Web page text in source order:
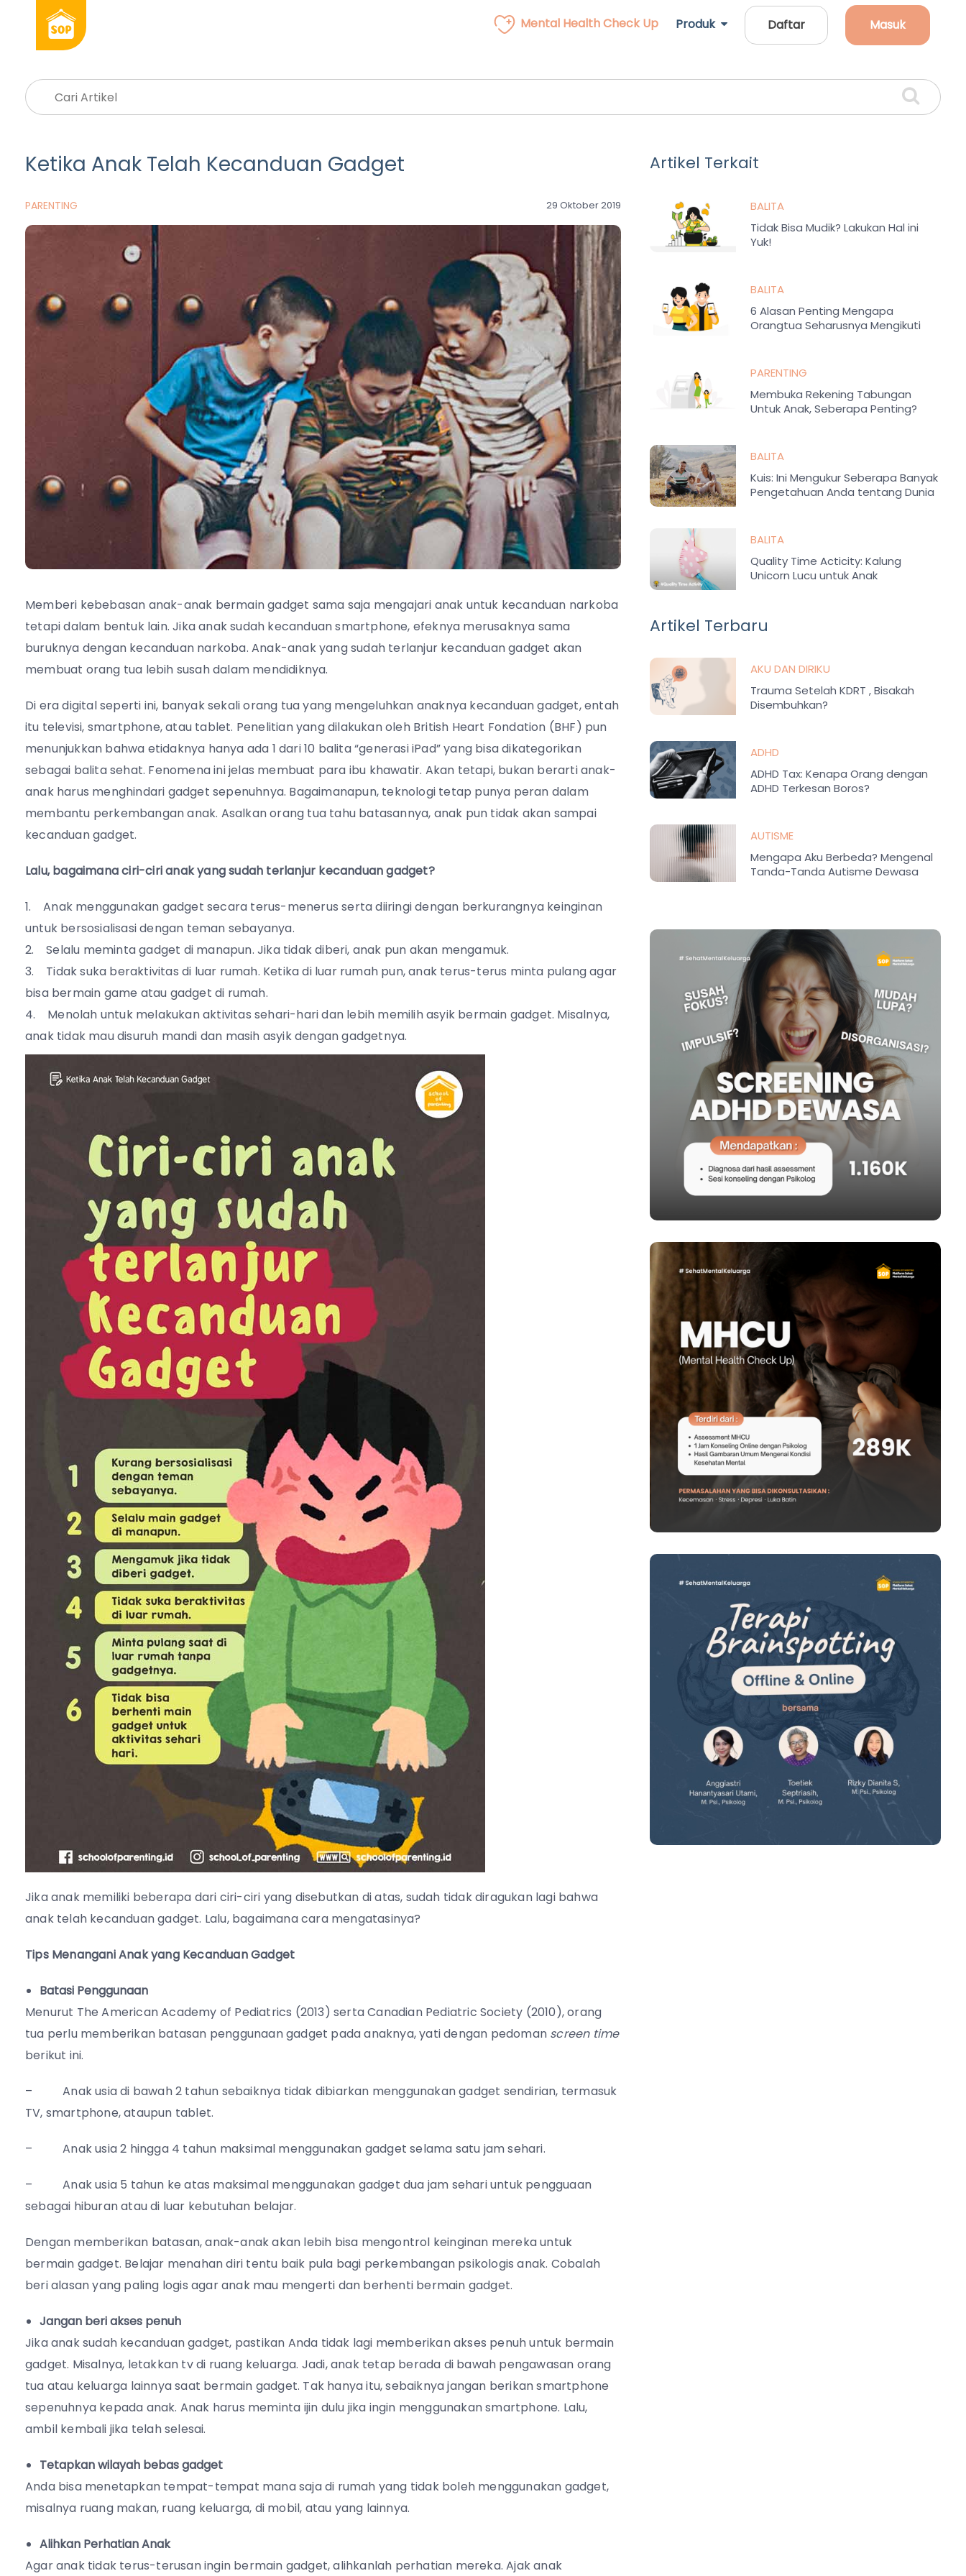
Mental Health Check Up Produk Daftar Masuk
Ketika Anak Telah Kecanduan Gadget
PARENTING 29 Oktober 2019
Memberi kebebasan anak-anak bermain gadget sama saja mengajari anak untuk kecanduan narkoba
tetapi dalam bentuk lain. Jika anak sudah kecanduan smartphone, efeknya merusaknya sama
buruknya dengan kecanduan narkoba. Anak-anak yang sudah terlanjur kecanduan gadget akan
membuat orang tua lebih susah dalam mendidiknya.
Di era digital seperti ini, banyak sekali orang tua yang mengeluhkan anaknya kecanduan gadget, entah
itu televisi, smartphone, atau tablet. Penelitian yang dilakukan oleh British Heart Fondation (BHF) pun
menunjukkan bahwa etidaknya hanya ada 1 dari 10 balita “generasi iPad” yang bisa dikategorikan
sebagai balita sehat. Fenomena ini jelas membuat para ibu khawatir. Akan tetapi, bukan berarti anak-
anak harus menghindari gadget sepenuhnya. Bagaimanapun, teknologi tetap punya peran dalam
membantu perkembangan anak. Asalkan orang tua tahu batasannya, anak pun tidak akan sampai
kecanduan gadget.
Lalu, bagaimana ciri-ciri anak yang sudah terlanjur kecanduan gadget?
Anak menggunakan gadget secara terus-menerus serta diiringi dengan berkurangnya keinginan
untuk bersosialisasi dengan teman sebayanya.
Selalu meminta gadget di manapun. Jika tidak diberi, anak pun akan mengamuk.
Tidak suka beraktivitas di luar rumah. Ketika di luar rumah pun, anak terus-terus minta pulang agar
bisa bermain game atau gadget di rumah.
Menolah untuk melakukan aktivitas sehari-hari dan lebih memilih asyik bermain gadget. Misalnya,
anak tidak mau disuruh mandi dan masih asyik dengan gadgetnya.
Jika anak memiliki beberapa dari ciri-ciri yang disebutkan di atas, sudah tidak diragukan lagi bahwa
anak telah kecanduan gadget. Lalu, bagaimana cara mengatasinya?
Tips Menangani Anak yang Kecanduan Gadget
Batasi Penggunaan
Menurut The American Academy of Pediatrics (2013) serta Canadian Pediatric Society (2010), orang
tua perlu memberikan batasan penggunaan gadget pada anaknya, yati dengan pedoman screen time
berikut ini.
–
Anak usia di bawah 2 tahun sebaiknya tidak dibiarkan menggunakan gadget sendirian, termasuk
TV, smartphone, ataupun tablet.
– Anak usia 2 hingga 4 tahun maksimal menggunakan gadget selama satu jam sehari.
–
Anak usia 5 tahun ke atas maksimal menggunakan gadget dua jam sehari untuk pengguaan
sebagai hiburan atau di luar kebutuhan belajar.
Dengan memberikan batasan, anak-anak akan lebih bisa mengontrol keinginan mereka untuk
bermain gadget. Belajar menahan diri tentu baik pula bagi perkembangan psikologis anak. Cobalah
beri alasan yang paling logis agar anak mau mengerti dan berhenti bermain gadget.
Jangan beri akses penuh
Jika anak sudah kecanduan gadget, pastikan Anda tidak lagi memberikan akses penuh untuk bermain
gadget. Misalnya, letakkan tv di ruang keluarga. Jadi, anak tetap berada di bawah pengawasan orang
tua atau keluarga lainnya saat bermain gadget. Tak hanya itu, sebaiknya jangan berikan smartphone
sepenuhnya kepada anak. Anak harus meminta ijin dulu jika ingin menggunakan smartphone. Lalu,
ambil kembali jika telah selesai.
Tetapkan wilayah bebas gadget
Anda bisa menetapkan tempat-tempat mana saja di rumah yang tidak boleh menggunakan gadget,
misalnya ruang makan, ruang keluarga, di mobil, atau yang lainnya.
Alihkan Perhatian Anak
Agar anak tidak terus-terusan ingin bermain gadget, alihkanlah perhatian mereka. Ajak anak
Artikel Terkait
BALITA
Tidak Bisa Mudik? Lakukan Hal ini
Yuk!
BALITA
6 Alasan Penting Mengapa
Orangtua Seharusnya Mengikuti
PARENTING
Membuka Rekening Tabungan
Untuk Anak, Seberapa Penting?
BALITA
Kuis: Ini Mengukur Seberapa Banyak
Pengetahuan Anda tentang Dunia
BALITA
Quality Time Acticity: Kalung
Unicorn Lucu untuk Anak
Artikel Terbaru
AKU DAN DIRIKU
Trauma Setelah KDRT , Bisakah
Disembuhkan?
ADHD
ADHD Tax: Kenapa Orang dengan
ADHD Terkesan Boros?
AUTISME
Mengapa Aku Berbeda? Mengenal
Tanda-Tanda Autisme Dewasa